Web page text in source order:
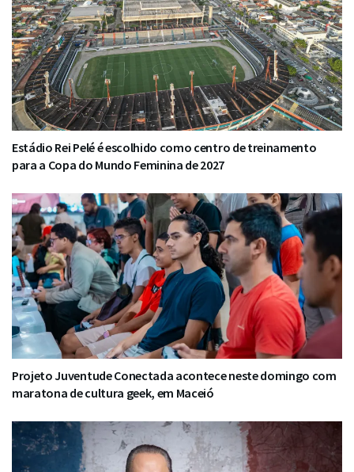
Estádio Rei Pelé é escolhido como centro de treinamento
para a Copa do Mundo Feminina de 2027
Projeto Juventude Conectada acontece neste domingo com
maratona de cultura geek, em Maceió